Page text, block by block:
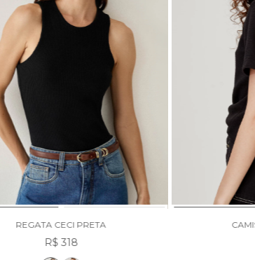
REGATA CECI PRETA
R$ 318